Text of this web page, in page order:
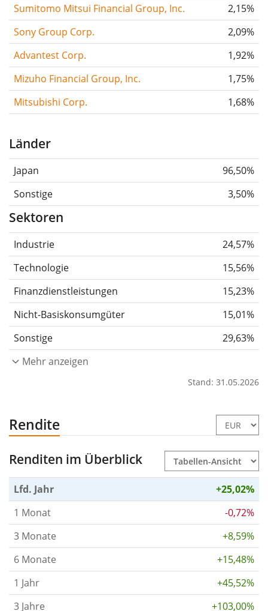
Sumitomo Mitsui Financial Group, Inc.
2,15%
Sony Group Corp.
2,09%
Advantest Corp.
1,92%
Mizuho Financial Group, Inc.
1,75%
Mitsubishi Corp.
1,68%
Länder
Japan
96,50%
Sonstige
3,50%
Sektoren
Industrie
24,57%
Technologie
15,56%
Finanzdienstleistungen
15,23%
Nicht-Basiskonsumgüter
15,01%
Sonstige
29,63%
Mehr anzeigen
Stand: 31.05.2026
Rendite
Renditen im Überblick
Lfd. Jahr
+25,02%
1 Monat
-0,72%
3 Monate
+8,59%
6 Monate
+15,48%
1 Jahr
+45,52%
3 Jahre
+103,00%